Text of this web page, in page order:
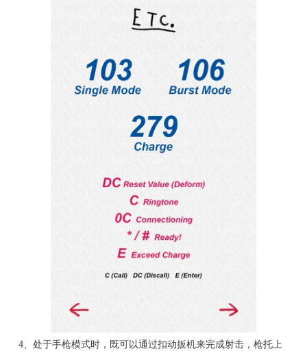
4、处于手枪模式时，既可以通过扣动扳机来完成射击，枪托上